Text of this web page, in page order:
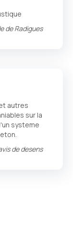
de Radigues
autres
sur la
systeme
dedesens